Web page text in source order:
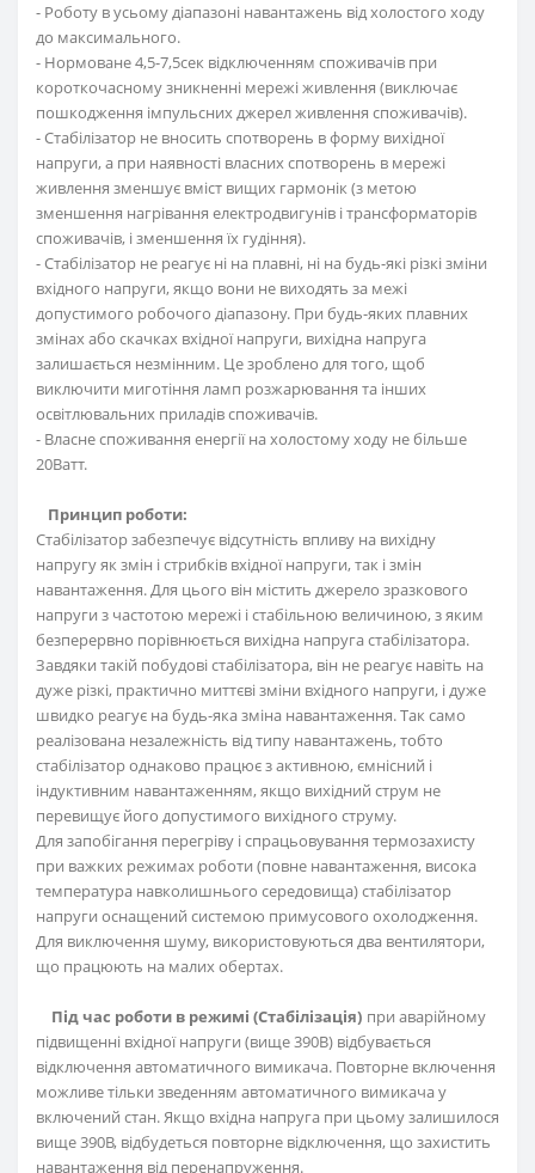
- Роботу в усьому діапазоні навантажень від холостого ходу
до максимального.
- Нормоване 4,5-7,5сек відключенням споживачів при
короткочасному зникненні мережі живлення (виключає
пошкодження імпульсних джерел живлення споживачів).
- Стабілізатор не вносить спотворень в форму вихідної
напруги, а при наявності власних спотворень в мережі
живлення зменшує вміст вищих гармонік (з метою
зменшення нагрівання електродвигунів і трансформаторів
споживачів, і зменшення їх гудіння).
- Стабілізатор не реагує ні на плавні, ні на будь-які різкі зміни
вхідного напруги, якщо вони не виходять за межі
допустимого робочого діапазону. При будь-яких плавних
змінах або скачках вхідної напруги, вихідна напруга
залишається незмінним. Це зроблено для того, щоб
виключити миготіння ламп розжарювання та інших
освітлювальних приладів споживачів.
- Власне споживання енергії на холостому ходу не більше
20Ватт.
Принцип роботи:
Стабілізатор забезпечує відсутність впливу на вихідну
напругу як змін і стрибків вхідної напруги, так і змін
навантаження. Для цього він містить джерело зразкового
напруги з частотою мережі і стабільною величиною, з яким
безперервно порівнюється вихідна напруга стабілізатора.
Завдяки такій побудові стабілізатора, він не реагує навіть на
дуже різкі, практично миттєві зміни вхідного напруги, і дуже
швидко реагує на будь-яка зміна навантаження. Так само
реалізована незалежність від типу навантажень, тобто
стабілізатор однаково працює з активною, ємнісний і
індуктивним навантаженням, якщо вихідний струм не
перевищує його допустимого вихідного струму.
Для запобігання перегріву і спрацьовування термозахисту
при важких режимах роботи (повне навантаження, висока
температура навколишнього середовища) стабілізатор
напруги оснащений системою примусового охолодження.
Для виключення шуму, використовуються два вентилятори,
що працюють на малих обертах.
Під час роботи в режимі (Стабілізація) при аварійному
підвищенні вхідної напруги (вище 390В) відбувається
відключення автоматичного вимикача. Повторне включення
можливе тільки зведенням автоматичного вимикача у
включений стан. Якщо вхідна напруга при цьому залишилося
вище 390В, відбудеться повторне відключення, що захистить
навантаження від перенапруження.